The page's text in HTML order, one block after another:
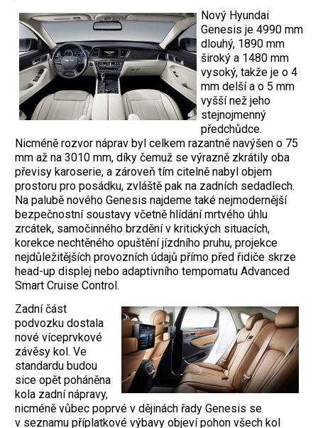
Nový Hyundai
Genesis je 4990 mm
dlouhý, 1890 mm
široký a 1480 mm
vysoký, takže je o 4
mm delší a o 5 mm
vyšší než jeho
stejnojmenný
předchůdce.
Nicméně rozvor náprav byl celkem razantně navýšen o 75
mm až na 3010 mm, díky čemuž se výrazně zkrátily oba
převisy karoserie, a zároveň tím citelně nabyl objem
prostoru pro posádku, zvláště pak na zadních sedadlech.
Na palubě nového Genesis najdeme také nejmodernější
bezpečnostní soustavy včetně hlídání mrtvého úhlu
zrcátek, samočinného brzdění v kritických situacích,
korekce nechtěného opuštění jízdního pruhu, projekce
nejdůležitějších provozních údajů přímo před řidiče skrze
head-up displej nebo adaptivního tempomatu Advanced
Smart Cruise Control.
Zadní část
podvozku dostala
nové víceprvkové
závěsy kol. Ve
standardu budou
sice opět poháněna
kola zadní nápravy,
nicméně vůbec poprvé v dějinách řady Genesis se
v seznamu příplatkové výbavy objeví pohon všech kol